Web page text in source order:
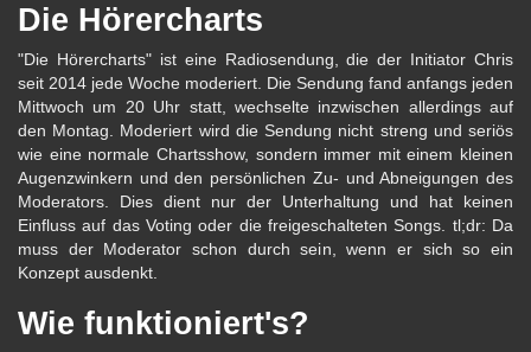
Die Hörercharts
"Die Hörercharts" ist eine Radiosendung, die der Initiator Chris
seit 2014 jede Woche moderiert. Die Sendung fand anfangs jeden
Mittwoch um 20 Uhr statt, wechselte inzwischen allerdings auf
den Montag. Moderiert wird die Sendung nicht streng und seriös
wie eine normale Chartsshow, sondern immer mit einem kleinen
Augenzwinkern und den persönlichen Zu- und Abneigungen des
Moderators. Dies dient nur der Unterhaltung und hat keinen
Einfluss auf das Voting oder die freigeschalteten Songs. tl;dr: Da
muss der Moderator schon durch sein, wenn er sich so ein
Konzept ausdenkt.
Wie funktioniert's?